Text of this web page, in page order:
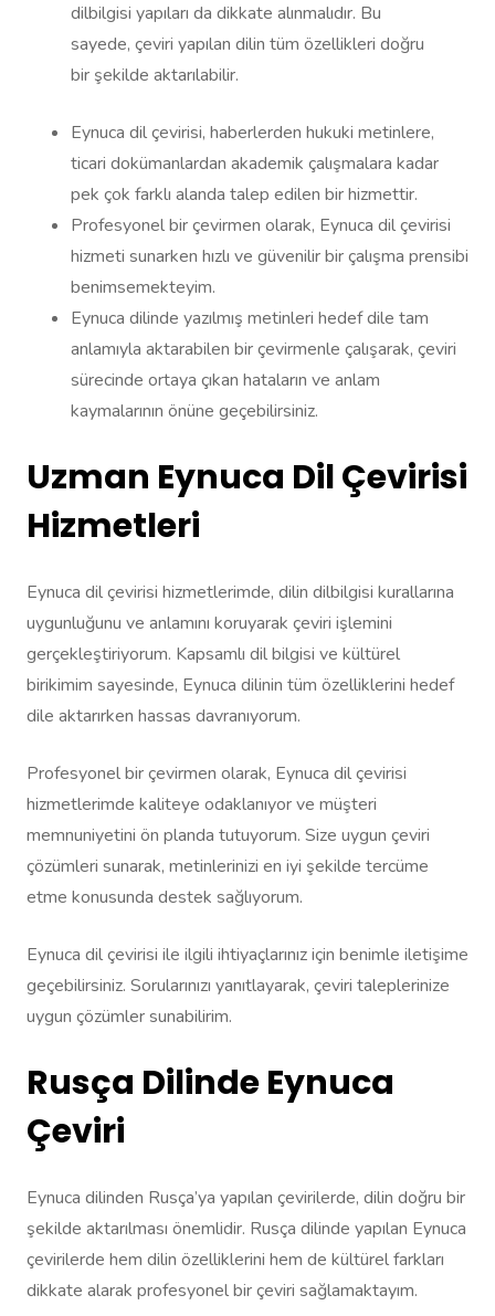
dilbilgisi yapıları da dikkate alınmalıdır. Bu
sayede, çeviri yapılan dilin tüm özellikleri doğru
bir şekilde aktarılabilir.
Eynuca dil çevirisi, haberlerden hukuki metinlere,
ticari dokümanlardan akademik çalışmalara kadar
pek çok farklı alanda talep edilen bir hizmettir.
Profesyonel bir çevirmen olarak, Eynuca dil çevirisi
hizmeti sunarken hızlı ve güvenilir bir çalışma prensibi
benimsemekteyim.
Eynuca dilinde yazılmış metinleri hedef dile tam
anlamıyla aktarabilen bir çevirmenle çalışarak, çeviri
sürecinde ortaya çıkan hataların ve anlam
kaymalarının önüne geçebilirsiniz.
Uzman Eynuca Dil Çevirisi
Hizmetleri
Eynuca dil çevirisi hizmetlerimde, dilin dilbilgisi kurallarına
uygunluğunu ve anlamını koruyarak çeviri işlemini
gerçekleştiriyorum. Kapsamlı dil bilgisi ve kültürel
birikimim sayesinde, Eynuca dilinin tüm özelliklerini hedef
dile aktarırken hassas davranıyorum.
Profesyonel bir çevirmen olarak, Eynuca dil çevirisi
hizmetlerimde kaliteye odaklanıyor ve müşteri
memnuniyetini ön planda tutuyorum. Size uygun çeviri
çözümleri sunarak, metinlerinizi en iyi şekilde tercüme
etme konusunda destek sağlıyorum.
Eynuca dil çevirisi ile ilgili ihtiyaçlarınız için benimle iletişime
geçebilirsiniz. Sorularınızı yanıtlayarak, çeviri taleplerinize
uygun çözümler sunabilirim.
Rusça Dilinde Eynuca
Çeviri
Eynuca dilinden Rusça’ya yapılan çevirilerde, dilin doğru bir
şekilde aktarılması önemlidir. Rusça dilinde yapılan Eynuca
çevirilerde hem dilin özelliklerini hem de kültürel farkları
dikkate alarak profesyonel bir çeviri sağlamaktayım.